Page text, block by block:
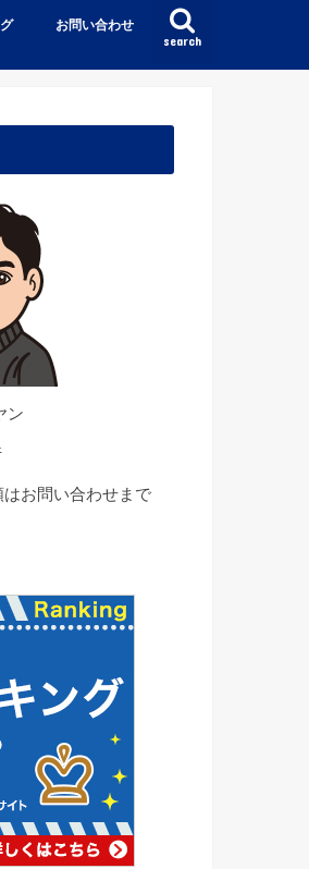
search
お問い合わせ
ン
お問い合わせまで